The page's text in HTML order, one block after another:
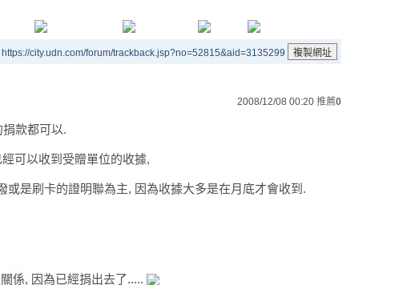
https://city.udn.com/forum/trackback.jsp?no=52815&aid=3135299
2008/12/08 00:20 推薦0
款都可以.
可以收到受贈單位的收據,
或是刷卡的證明聯為主, 因為收據大多是在月底才會收到.
係, 因為已經捐出去了.....